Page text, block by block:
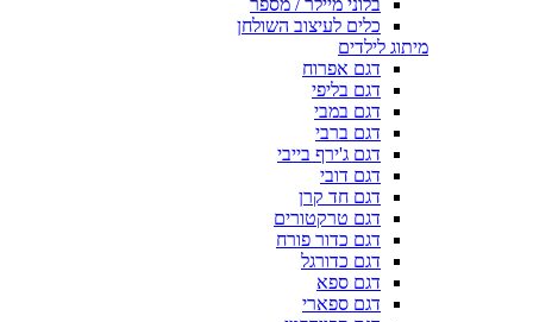
בלוני מיילר / מספר
כלים לעיצוב השולחן
מיתוג לילדים
דגם אפרוח
דגם בליפי
דגם במבי
דגם ברבי
דגם ג'ירף בייבי
דגם דובי
דגם חד קרן
דגם טרקטורים
דגם כדור פורח
דגם כדורגל
דגם ספא
דגם ספארי